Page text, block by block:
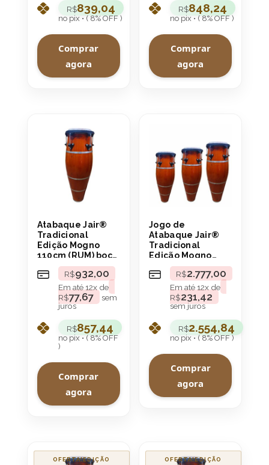
R$839,04
no pix • ( 8% OFF )
Comprar
agora
R$848,24
no pix • ( 8% OFF )
Comprar
agora
Atabaque Jair®
Tradicional
Edição Mogno
110cm (RUM) boca
9″ Aro
Confortável
R$932,00
Em até12x de
R$77,67
sem
juros
R$857,44
no pix • ( 8% OFF
)
Comprar
agora
Jogo de
Atabaque Jair®
Tradicional
Edição Mogno
boca 9″ Aro
Confortável
R$2.777,00
Em até12x de
R$231,42
sem juros
R$2.554,84
no pix • ( 8% OFF )
Comprar
agora
OFERTA! OFERTA!